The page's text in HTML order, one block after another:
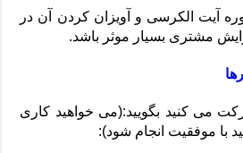
آیت الکرسی و آویزان کردن آن در
مشتری بسیار موثر باشد.
می کنید بگویید:(می خواهید کاری
با موفقیت انجام شود):